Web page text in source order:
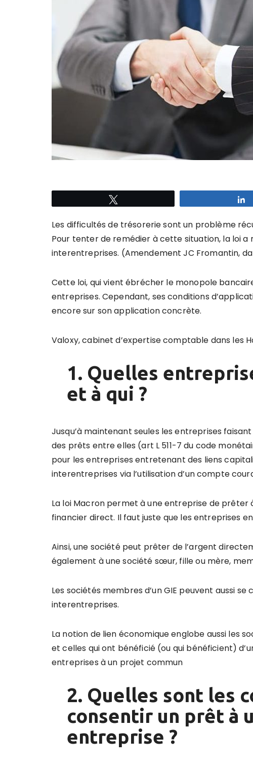
Les difficultés de trésorerie sont un problème
Pour tenter de remédier à cette situation, la loi
interentreprises. (Amendement JC Fromantin,
Cette loi, qui vient ébrécher le monopole
entreprises. Cependant, ses conditions
encore sur son application concrète.
Valoxy, cabinet d’expertise comptable dans les
1. Quelles
et à qui ?
Jusqu’à maintenant seules les entreprises
des prêts entre elles (art L 511-7 du code
pour les entreprises entretenant des liens
interentreprises via l’utilisation d’un compte
La loi Macron permet à une entreprise de prêter
financier direct. Il faut juste que les entreprises
Ainsi, une société peut prêter de l’argent
également à une société sœur, fille ou mère,
Les sociétés membres d’un GIE peuvent aussi
interentreprises.
La notion de lien économique englobe aussi les
et celles qui ont bénéficié (ou qui bénéficient)
entreprises à un projet commun
2. Quelles sont les
consentir un prêt à
entreprise ?